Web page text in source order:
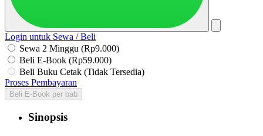
Login untuk Sewa / Beli
Sewa 2 Minggu (Rp9.000)
Beli E-Book (Rp59.000)
Beli Buku Cetak (Tidak Tersedia)
Proses Pembayaran
Beli E-Book per bab
Sinopsis